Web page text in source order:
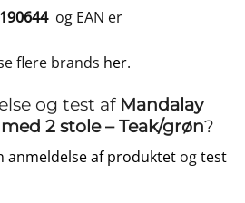
og EAN er
flere brands her.
og test af Mandalay
2 stole – Teak/grøn?
anmeldelse af produktet ogtest